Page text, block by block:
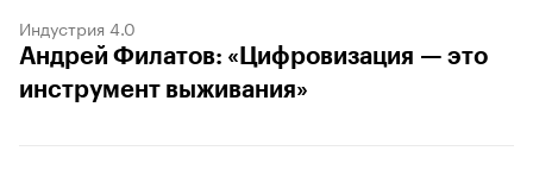
Индустрия 4.0
Андрей Филатов: «Цифровизация — это
инструмент выживания»